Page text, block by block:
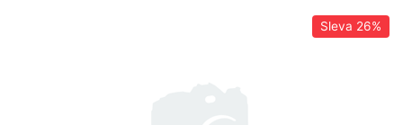
Sleva 26%